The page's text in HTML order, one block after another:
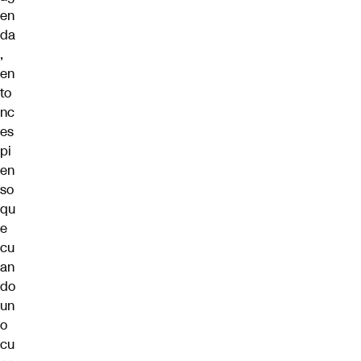
en
da
,
en
to
nc
es
pi
en
so
qu
e
cu
an
do
un
o
cu